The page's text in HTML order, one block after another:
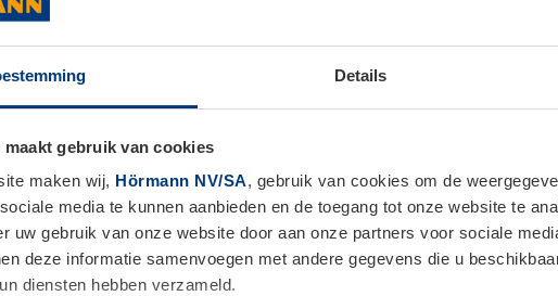
Details
maakt gebruik van cookies
maken wij, Hörmann NV/SA, gebruik van cookies om de
media te kunnen aanbieden en de toegang tot onze website te
uw gebruik van onze website door aan onze partners voor sociale
deze informatie samenvoegen met andere gegevens die u
diensten hebben verzameld.